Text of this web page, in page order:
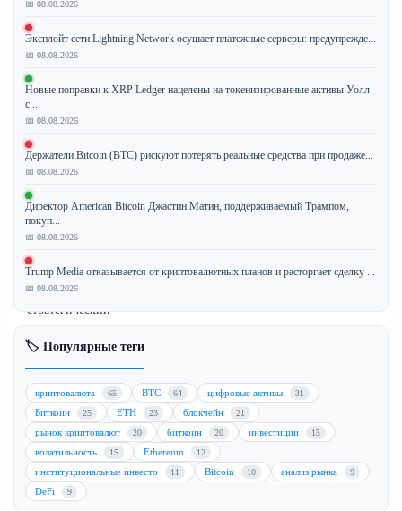
недавнему
отчету,
Ripple,
как
привлечение
$1
млрд
в
казначейские
XRP.
Этот
стратегический
направлен
на
укрепление
финансовых
резервов
компании
и
поддержку
📅 08.08.2026
Эксплойт сети Lightning Network осушает платежные серверы: предупрежде...
📅 08.08.2026
Новые поправки к XRP Ledger нацелены на токенизированные активы Уолл-
с...
📅 08.08.2026
Держатели Bitcoin (BTC) рискуют потерять реальные средства при продаже...
📅 08.08.2026
Директор American Bitcoin Джастин Матин, поддерживаемый Трампом,
покуп...
📅 08.08.2026
Trump Media отказывается от криптовалютных планов и расторгает сделку ...
📅 08.08.2026
🏷️ Популярные теги
криптовалюта 65 BTC 64 цифровые активы 31
Биткоин 25 ETH 23 блокчейн 21
рынок криптовалют 20 биткоин 20 инвестиции 15
волатильность 15 Ethereum 12
институциональные инвесто 11 Bitcoin 10 анализ рынка 9
DeFi 9